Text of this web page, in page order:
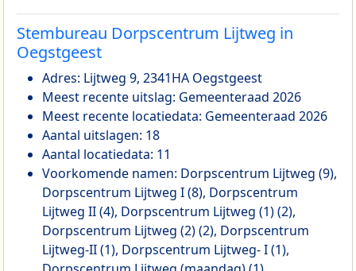
Stembureau Dorpscentrum Lijtweg in
Oegstgeest
Adres: Lijtweg 9, 2341HA Oegstgeest
Meest recente uitslag: Gemeenteraad 2026
Meest recente locatiedata: Gemeenteraad 2026
Aantal uitslagen: 18
Aantal locatiedata: 11
Voorkomende namen: Dorpscentrum Lijtweg (9),
Dorpscentrum Lijtweg I (8), Dorpscentrum
Lijtweg II (4), Dorpscentrum Lijtweg (1) (2),
Dorpscentrum Lijtweg (2) (2), Dorpscentrum
Lijtweg-II (1), Dorpscentrum Lijtweg- I (1),